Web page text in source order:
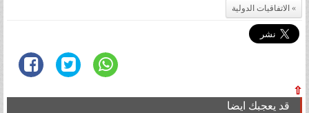
الاتفاقيات الدولية
⇧
قد يعجبك ايضا